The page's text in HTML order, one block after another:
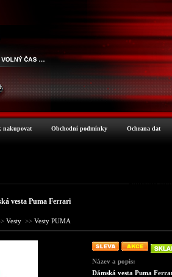
nakupovat Obchodní podmínky Ochrana dat
Podrobné
vesta Puma Ferrari
Vesty >> Vesty PUMA
Název a popis:
Dámská vesta Puma